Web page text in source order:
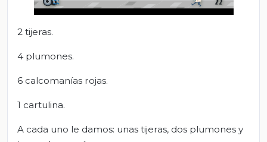
2 tijeras.
4 plumones.
6 calcomanías rojas.
1 cartulina.
A cada uno le damos: unas tijeras, dos plumones y